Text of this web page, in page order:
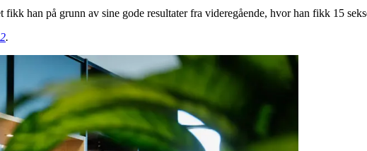
han på grunn av sine gode resultater fra videregående, hvor han fikk 15
.